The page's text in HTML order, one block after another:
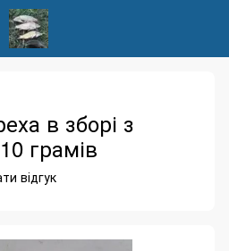
в зборі з
грамів
відгук